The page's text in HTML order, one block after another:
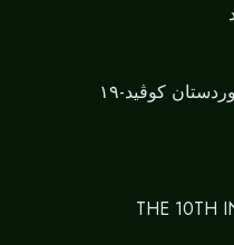
کوڤید-١٩
THE 10TH